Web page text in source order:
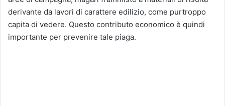
derivante da lavori di carattere edilizio, come purtroppo
capita di vedere. Questo contributo economico è quindi
importante per prevenire tale piaga.